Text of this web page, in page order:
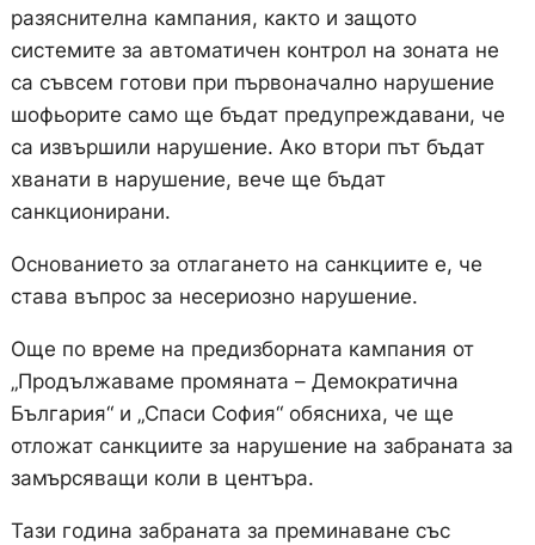
разяснителна кампания, както и защото
системите за автоматичен контрол на зоната не
са съвсем готови при първоначално нарушение
шофьорите само ще бъдат предупреждавани, че
са извършили нарушение. Ако втори път бъдат
хванати в нарушение, вече ще бъдат
санкционирани.
Основанието за отлагането на санкциите е, че
става въпрос за несериозно нарушение.
Още по време на предизборната кампания от
„Продължаваме промяната – Демократична
България“ и „Спаси София“ обясниха, че ще
отложат санкциите за нарушение на забраната за
замърсяващи коли в центъра.
Тази година забраната за преминаване със